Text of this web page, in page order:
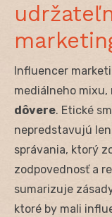
Influencer
mediálneho
dôvere. Etické
nepredstavujú
správania, ktorý
zodpovednosť a
sumarizuje
ktoré by mali